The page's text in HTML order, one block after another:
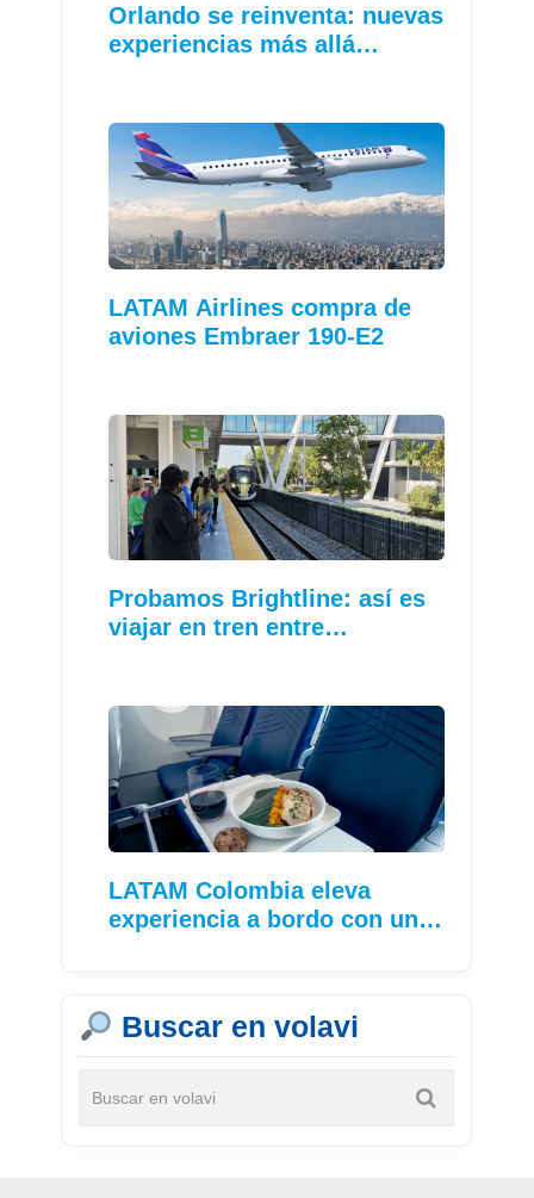
Orlando se reinventa: nuevas
experiencias más allá…
LATAM Airlines compra de
aviones Embraer 190-E2
Probamos Brightline: así es
viajar en tren entre…
LATAM Colombia eleva
experiencia a bordo con un…
Buscar en volavi